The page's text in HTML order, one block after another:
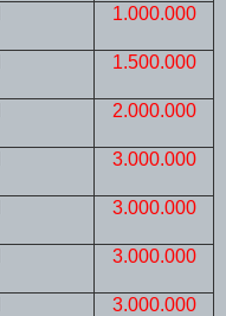
1.000.000
1.500.000
2.000.000
3.000.000
3.000.000
3.000.000
3.000.000